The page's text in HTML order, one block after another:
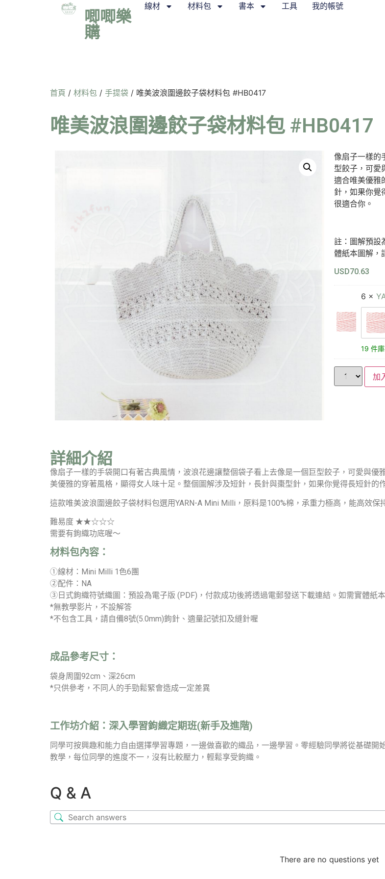
唧唧樂
購
線材 材料包 書本 工具 我的帳號
首頁 / 材料包 / 手提袋 / 唯美波浪圍邊餃子袋材料包 #HB0417
唯美波浪圍邊餃子袋材料包 #HB0417
像扇子一樣的
型餃子，可愛
適合唯美優雅
針，如果你覺
很適合你。
註：圖解預設
體紙本圖解，
USD70.63
6 ×
19 件
加
詳細介紹
像扇子一樣的手袋開口有著古典風情，波浪花邊讓整個袋子看上去像是一個巨型餃子，可愛與
美優雅的穿著風格，顯得女人味十足。整個圖解涉及短針，長針與棗型針，如果你覺得長短針的
這款唯美波浪圍邊餃子袋材料包選用YARN-A Mini Milli，原料是100%棉，承重力極高，能高效保
難易度 ★★☆☆☆
需要有鉤織功底喔～
材料包內容：
①線材：Mini Milli 1色6團
②配件：NA
③日式鉤織符號織圖：預設為電子版 (PDF)，付款成功後將透過電郵發送下載連結。如需實體紙
*無教學影片，不設解答
*不包含工具，請自備8號(5.0mm)鉤針、適量記號扣及縫針喔
成品參考尺寸：
袋身周圍92cm、深26cm
*只供參考，不同人的手勁鬆緊會造成一定差異
工作坊介紹： 深入學習鉤織定期班(新手及進階)
同學可按興趣和能力自由選擇學習專題，一邊做喜歡的織品，一邊學習。零經驗同學將從基礎
教學，每位同學的進度不一，沒有比較壓力，輕鬆享受鉤織。
Q & A
There are no questions yet